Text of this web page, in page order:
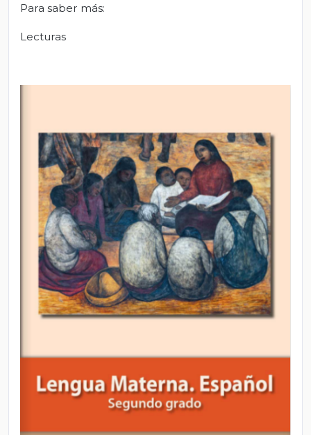
Para saber más:
Lecturas